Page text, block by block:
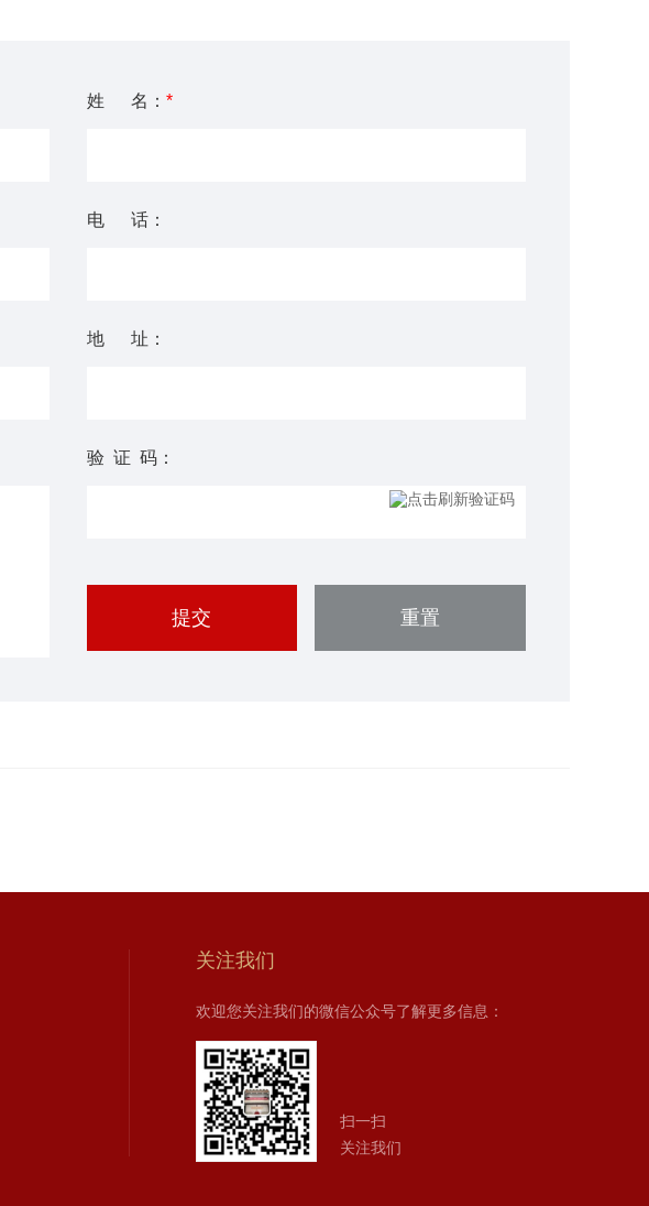
姓 名： *
电 话：
地 址：
验 证 码：
关注我们
欢迎您关注我们的微信公众号了解更多信息：
扫一扫
关注我们